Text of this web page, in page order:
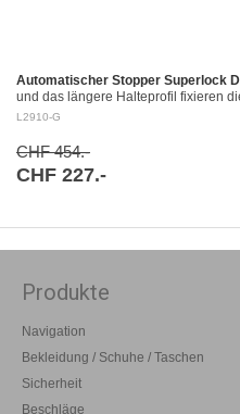
Automatischer Stopper Superlock
und das längere Halteprofil fixieren
aufzuscheuern Kontrolliertes Fieren:
L2910-G
CHF 454.-
CHF 227.-
Produkte
Navigation
Bekleidung / Schuhe / Taschen
Sicherheit
Beschläge